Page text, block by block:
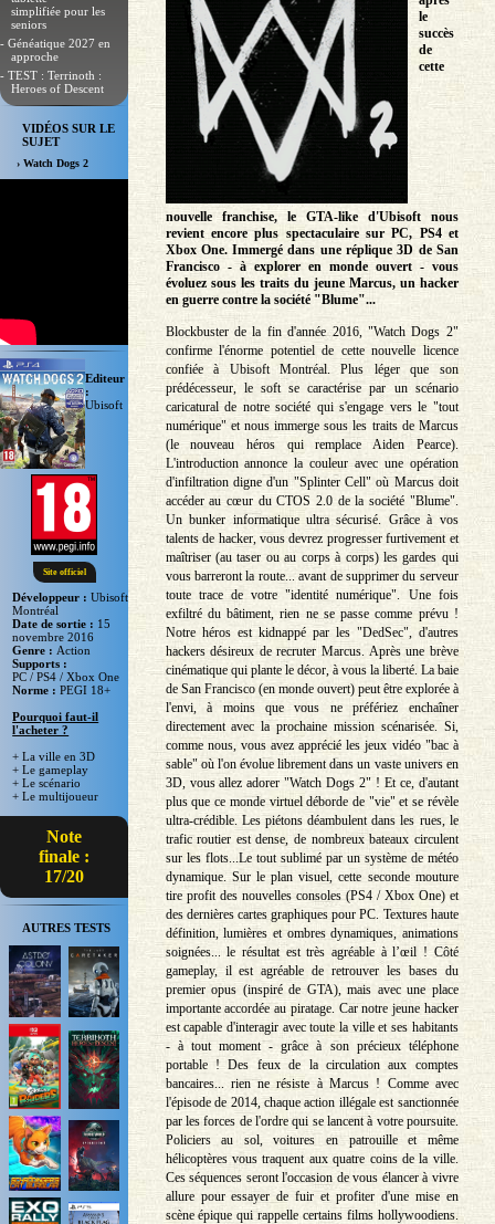
simplifiée pour les
seniors
- Généatique 2027 en
approche
- TEST : Terrinoth :
Heroes of Descent
VIDÉOS SUR LE
SUJET
› Watch Dogs 2
Site officiel
Editeur
:
Ubisoft
Développeur :Ubisoft
Montréal
Date de sortie : 15
novembre 2016
Genre : Action
Supports :
PC / PS4 / Xbox One
Norme :PEGI 18+
Pourquoi faut-il
l'acheter ?
+ La ville en 3D
+ Le gameplay
+ Le scénario
+ Le multijoueur
Note
finale :
17/20
AUTRES TESTS
le
succès
de
cette
nouvelle franchise, le GTA-like d'Ubisoft nous
revient encore plus spectaculaire sur PC, PS4 et
Xbox One. Immergé dans une réplique 3D de San
Francisco - à explorer en monde ouvert - vous
évoluez sous les traits du jeune Marcus, un hacker
en guerre contre la société "Blume"...
Blockbuster de la fin d'année 2016, "Watch Dogs 2"
confirme l'énorme potentiel de cette nouvelle licence
confiée à Ubisoft Montréal. Plus léger que son
prédécesseur, le soft se caractérise par un scénario
caricatural de notre société qui s'engage vers le "tout
numérique" et nous immerge sous les traits de Marcus
(le nouveau héros qui remplace Aiden Pearce).
L'introduction annonce la couleur avec une opération
d'infiltration digne d'un "Splinter Cell" où Marcus doit
accéder au cœur du CTOS 2.0 de la société "Blume".
Un bunker informatique ultra sécurisé. Grâce à vos
talents de hacker, vous devrez progresser furtivement et
maîtriser (au taser ou au corps à corps) les gardes qui
vous barreront la route... avant de supprimer du serveur
toute trace de votre "identité numérique". Une fois
exfiltré du bâtiment, rien ne se passe comme prévu !
Notre héros est kidnappé par les "DedSec", d'autres
hackers désireux de recruter Marcus. Après une brève
cinématique qui plante le décor, à vous la liberté. La baie
de San Francisco (en monde ouvert) peut être explorée à
l'envi, à moins que vous ne préfériez enchaîner
directement avec la prochaine mission scénarisée. Si,
comme nous, vous avez apprécié les jeux vidéo "bac à
sable" où l'on évolue librement dans un vaste univers en
3D, vous allez adorer "Watch Dogs 2" ! Et ce, d'autant
plus que ce monde virtuel déborde de "vie" et se révèle
ultra-crédible. Les piétons déambulent dans les rues, le
trafic routier est dense, de nombreux bateaux circulent
sur les flots...Le tout sublimé par un système de météo
dynamique. Sur le plan visuel, cette seconde mouture
tire profit des nouvelles consoles (PS4 / Xbox One) et
des dernières cartes graphiques pour PC. Textures haute
définition, lumières et ombres dynamiques, animations
soignées... le résultat est très agréable à l’œil ! Côté
gameplay, il est agréable de retrouver les bases du
premier opus (inspiré de GTA), mais avec une place
importante accordée au piratage. Car notre jeune hacker
est capable d'interagir avec toute la ville et ses habitants
- à tout moment - grâce à son précieux téléphone
portable ! Des feux de la circulation aux comptes
bancaires... rien ne résiste à Marcus ! Comme avec
l'épisode de 2014, chaque action illégale est sanctionnée
par les forces de l'ordre qui se lancent à votre poursuite.
Policiers au sol, voitures en patrouille et même
hélicoptères vous traquent aux quatre coins de la ville.
Ces séquences seront l'occasion de vous élancer à vivre
allure pour essayer de fuir et profiter d'une mise en
scène épique qui rappelle certains films hollywoodiens.